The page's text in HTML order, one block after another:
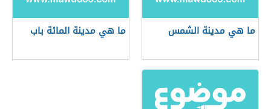
ما هي مدينة الشمس ما هي مدينة المائة باب